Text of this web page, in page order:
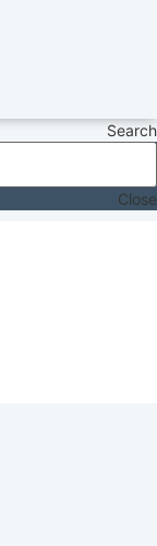
Search
Close